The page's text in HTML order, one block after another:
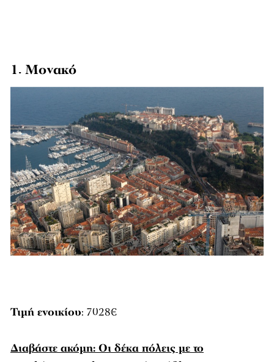
1. Μονακό
Τιμή ενοικίου: 7028€
Διαβάστε ακόμη: Οι δέκα πόλεις με το